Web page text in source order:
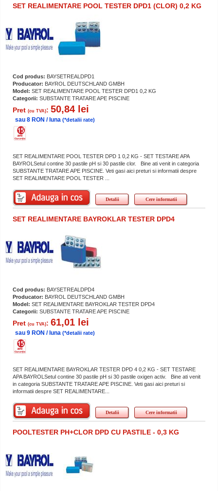
SET REALIMENTARE POOL TESTER DPD1 (CLOR) 0,2 KG
Cod produs: BAYSETREALDPD1
Producator: BAYROL DEUTSCHLAND GMBH
Model: SET REALIMENTARE POOL TESTER DPD1 0,2 KG
Categorii: SUBSTANTE TRATARE APE PISCINE
Pret (cu TVA): 50,84 lei
sau 8 RON / luna (*detalii rate)
SET REALIMENTARE POOL TESTER DPD 1 0,2 KG - SET TESTARE APA
BAYROLSetul contine 30 pastile pH si 30 pastile clor. Bine ati venit in categoria
SUBSTANTE TRATARE APE PISCINE. Veti gasi aici preturi si informatii despre
SET REALIMENTARE POOL TESTER ...
Detalii Cere informatii
SET REALIMENTARE BAYROKLAR TESTER DPD4
Cod produs: BAYSETREALDPD4
Producator: BAYROL DEUTSCHLAND GMBH
Model: SET REALIMENTARE BAYROKLAR TESTER DPD4
Categorii: SUBSTANTE TRATARE APE PISCINE
Pret (cu TVA): 61,01 lei
sau 9 RON / luna (*detalii rate)
SET REALIMENTARE BAYROKLAR TESTER DPD 4 0,2 KG - SET TESTARE
APA BAYROLSetul contine 30 pastile pH si 30 pastile oxigen activ. Bine ati venit
in categoria SUBSTANTE TRATARE APE PISCINE. Veti gasi aici preturi si
informatii despre SET REALIMENTARE...
Detalii Cere informatii
POOLTESTER PH+CLOR DPD CU PASTILE - 0,3 KG